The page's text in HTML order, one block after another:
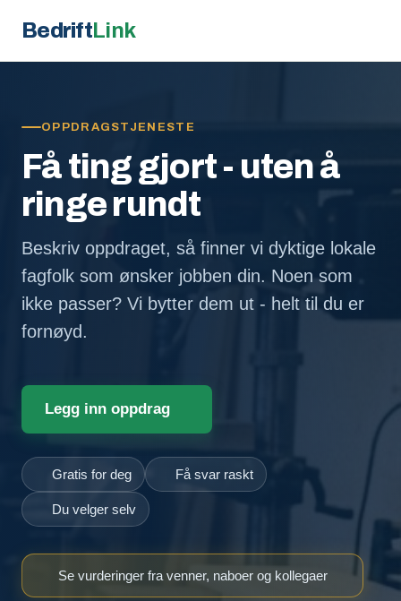
BedriftLink
OPPDRAGSTJENESTE
Få ting gjort - uten å
ringe rundt
Beskriv oppdraget, så finner vi dyktige lokale
fagfolk som ønsker jobben din. Noen som
ikke passer? Vi bytter dem ut - helt til du er
fornøyd.
Legg inn oppdrag
Gratis for deg Få svar raskt
Du velger selv
Se vurderinger fra venner, naboer og kollegaer